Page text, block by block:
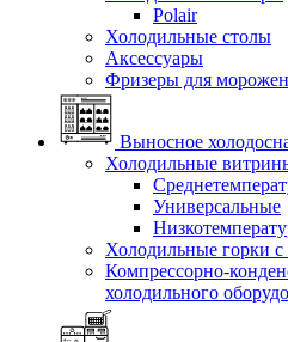
Polair
Холодильные столы
Аксессуары
Фризеры для
Выносное
Холодильные
Универсальные
Холодильные горки
Компрессорно-
холодильного